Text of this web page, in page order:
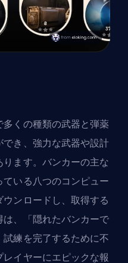
くの種類の武器と弾薬
き、強力な武器や設計
ます。バンカーの主な
いる八つのコンピュー
ンロードし、取得する
、「隠れたバンカーで
練を完了するために不
イヤーにエピックな報